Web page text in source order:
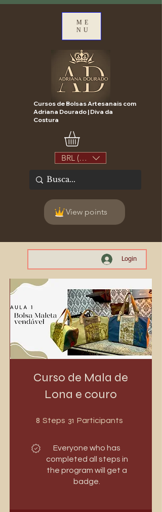
ME
NU
Cursos de Bolsas Artesanais com
Adriana Dourado | Diva da
Costura
BRL (R$)
View points
Login
Curso de Mala de
Lona e couro
8 Steps 8 Steps
31 Participants
Everyone who has
completed all steps in
the program will get a
badge.